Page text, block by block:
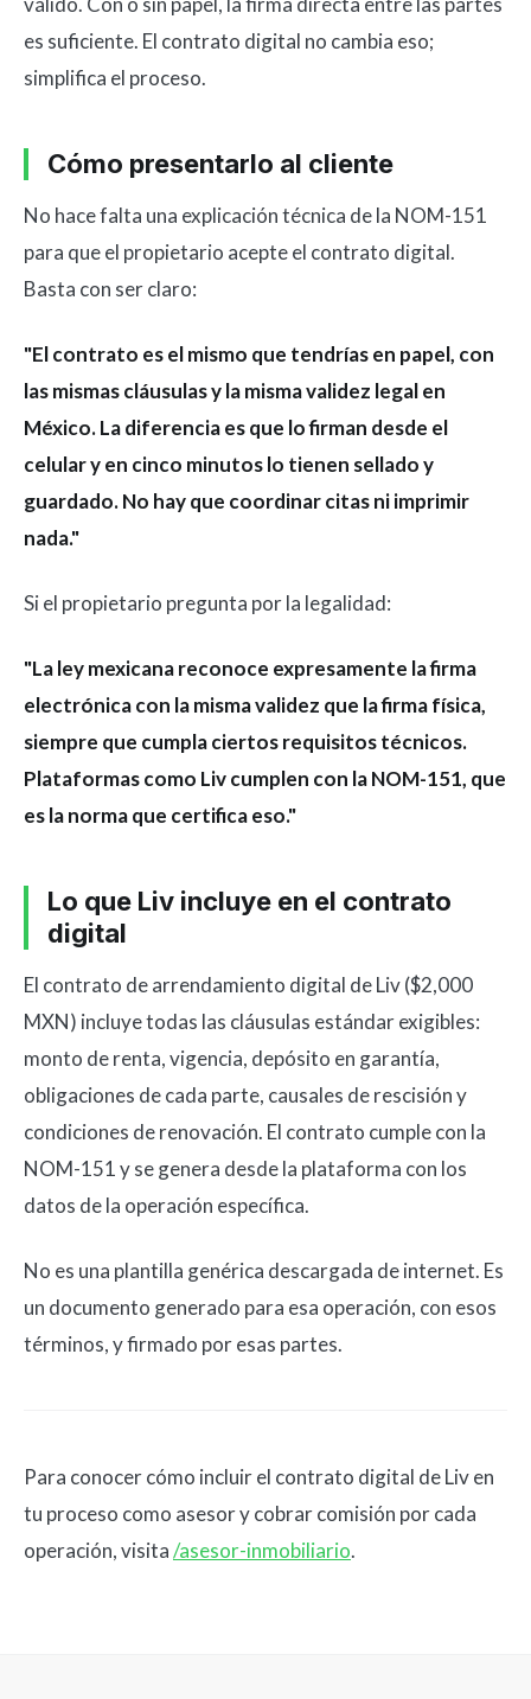
es suficiente. El contrato digital no cambia eso;
simplifica el proceso.
Cómo presentarlo al cliente
No hace falta una explicación técnica de la NOM-151
para que el propietario acepte el contrato digital.
Basta con ser claro:
"El contrato es el mismo que tendrías en papel, con
las mismas cláusulas y la misma validez legal en
México. La diferencia es que lo firman desde el
celular y en cinco minutos lo tienen sellado y
guardado. No hay que coordinar citas ni imprimir
nada."
Si el propietario pregunta por la legalidad:
"La ley mexicana reconoce expresamente la firma
electrónica con la misma validez que la firma física,
siempre que cumpla ciertos requisitos técnicos.
Plataformas como Liv cumplen con la NOM-151, que
es la norma que certifica eso."
Lo que Liv incluye en el contrato
digital
El contrato de arrendamiento digital de Liv ($2,000
MXN) incluye todas las cláusulas estándar exigibles:
monto de renta, vigencia, depósito en garantía,
obligaciones de cada parte, causales de rescisión y
condiciones de renovación. El contrato cumple con la
NOM-151 y se genera desde la plataforma con los
datos de la operación específica.
No es una plantilla genérica descargada de internet. Es
un documento generado para esa operación, con esos
términos, y firmado por esas partes.
Para conocer cómo incluir el contrato digital de Liv en
tu proceso como asesor y cobrar comisión por cada
operación, visita/asesor-inmobiliario.